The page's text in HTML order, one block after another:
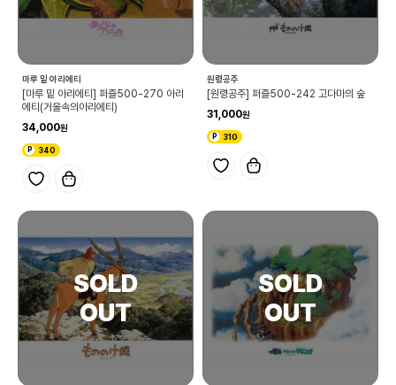
마루 밑 아리에티
[마루 밑 아리에티] 퍼즐500-270 아리
에티(거울속의아리에티)
34,000
340
원령공주
[원령공주] 퍼즐500-242 고다마의 숲
31,000
310